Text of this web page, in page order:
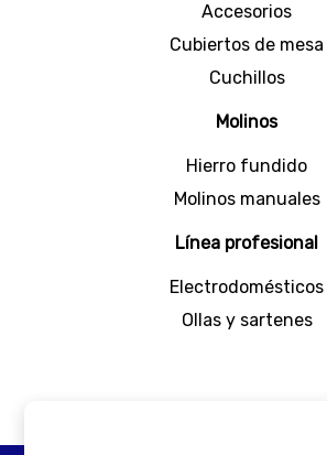
fabricadas en materiales
como acero inoxidable o
ergonómicos para un
¡Verdaderos multitareas!
tus recetas favoritas con la
¡Descubrirás que cocinar
experiencia increíble!
Accesorios
Cubiertos de mesa
Cuchillos
Molinos
Hierro fundido
Molinos manuales
Línea profesional
Electrodomésticos
Ollas y sartenes